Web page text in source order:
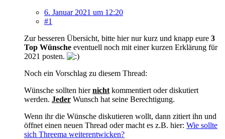
6. Januar 2021 um 12:20
#1
Zur besseren Übersicht, bitte hier nur kurz und knapp eure 3
Top Wünsche eventuell noch mit einer kurzen Erklärung für
2021 posten.
Noch ein Vorschlag zu diesem Thread:
Wünsche sollten hiernicht kommentiert oder diskutiert
werden. Jeder Wunsch hat seine Berechtigung.
Wenn ihr die Wünsche diskutieren wollt, dann zitiert ihn und
öffnet einen neuen Thread oder macht es z.B. hier: Wie sollte
sich Threema weiterentwicken?